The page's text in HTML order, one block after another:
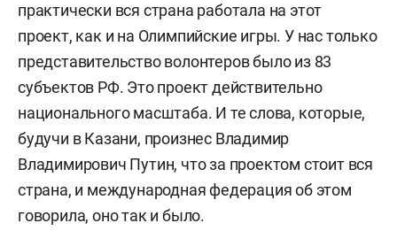
практически вся страна работала на этот
проект, как и на Олимпийские игры. У нас только
представительство волонтеров было из 83
субъектов РФ. Это проект действительно
национального масштаба. И те слова, которые,
будучи в Казани, произнес Владимир
Владимирович Путин, что за проектом стоит вся
страна, и международная федерация об этом
говорила, оно так и было.